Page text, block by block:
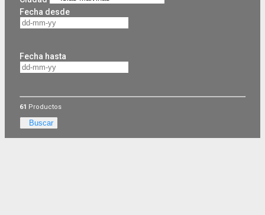
Fecha desde
Fecha hasta
61 Productos
Buscar